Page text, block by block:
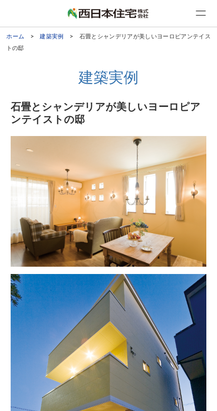
ホーム >建築実例
> 石畳とシャンデリアが美しいヨーロピアンテイス
トの邸
建築実例
石畳とシャンデリアが美しいヨーロピア
ンテイストの邸